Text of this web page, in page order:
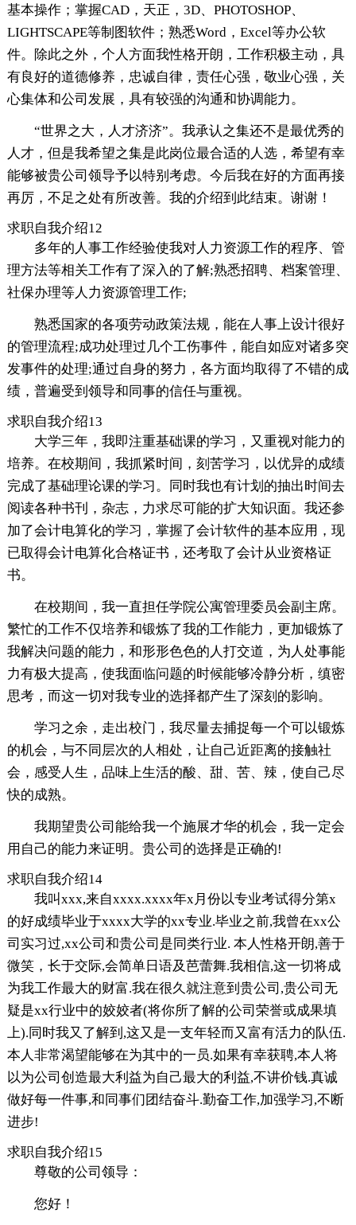
基本操作；掌握CAD，天正，3D、PHOTOSHOP、
LIGHTSCAPE等制图软件；熟悉Word，Excel等办公软
件。除此之外，个人方面我性格开朗，工作积极主动，具
有良好的道德修养，忠诚自律，责任心强，敬业心强，关
心集体和公司发展，具有较强的沟通和协调能力。
“世界之大，人才济济”。我承认之集还不是最优秀的
人才，但是我希望之集是此岗位最合适的人选，希望有幸
能够被贵公司领导予以特别考虑。今后我在好的方面再接
再厉，不足之处有所改善。我的介绍到此结束。谢谢！
求职自我介绍12
多年的人事工作经验使我对人力资源工作的程序、管
理方法等相关工作有了深入的了解;熟悉招聘、档案管理、
社保办理等人力资源管理工作;
熟悉国家的各项劳动政策法规，能在人事上设计很好
的管理流程;成功处理过几个工伤事件，能自如应对诸多突
发事件的处理;通过自身的努力，各方面均取得了不错的成
绩，普遍受到领导和同事的信任与重视。
求职自我介绍13
大学三年，我即注重基础课的学习，又重视对能力的
培养。在校期间，我抓紧时间，刻苦学习，以优异的成绩
完成了基础理论课的学习。同时我也有计划的抽出时间去
阅读各种书刊，杂志，力求尽可能的扩大知识面。我还参
加了会计电算化的学习，掌握了会计软件的基本应用，现
已取得会计电算化合格证书，还考取了会计从业资格证
书。
在校期间，我一直担任学院公寓管理委员会副主席。
繁忙的工作不仅培养和锻炼了我的工作能力，更加锻炼了
我解决问题的能力，和形形色色的人打交道，为人处事能
力有极大提高，使我面临问题的时候能够冷静分析，缜密
思考，而这一切对我专业的选择都产生了深刻的影响。
学习之余，走出校门，我尽量去捕捉每一个可以锻炼
的机会，与不同层次的人相处，让自己近距离的接触社
会，感受人生，品味上生活的酸、甜、苦、辣，使自己尽
快的成熟。
我期望贵公司能给我一个施展才华的机会，我一定会
用自己的能力来证明。贵公司的选择是正确的!
求职自我介绍14
我叫xxx,来自xxxx.xxxx年x月份以专业考试得分第x
的好成绩毕业于xxxx大学的xx专业.毕业之前,我曾在xx公
司实习过,xx公司和贵公司是同类行业. 本人性格开朗,善于
微笑，长于交际,会简单日语及芭蕾舞.我相信,这一切将成
为我工作最大的财富.我在很久就注意到贵公司,贵公司无
疑是xx行业中的姣姣者(将你所了解的公司荣誉或成果填
上).同时我又了解到,这又是一支年轻而又富有活力的队伍.
本人非常渴望能够在为其中的一员.如果有幸获聘,本人将
以为公司创造最大利益为自己最大的利益,不讲价钱.真诚
做好每一件事,和同事们团结奋斗.勤奋工作,加强学习,不断
进步!
求职自我介绍15
尊敬的公司领导：
您好！